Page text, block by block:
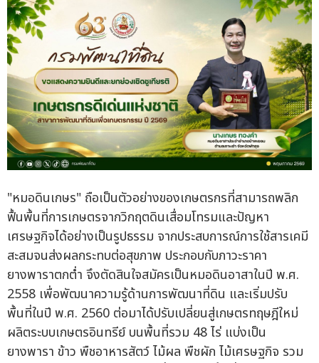
"หมอดินเกษร" ถือเป็นตัวอย่างของเกษตรกรที่สามารถพลิก
ฟื้นพื้นที่การเกษตรจากวิกฤตดินเสื่อมโทรมและปัญหา
เศรษฐกิจได้อย่างเป็นรูปธรรม จากประสบการณ์การใช้สารเคมี
สะสมจนส่งผลกระทบต่อสุขภาพ ประกอบกับภาวะราคา
ยางพาราตกต่ำ จึงตัดสินใจสมัครเป็นหมอดินอาสาในปี พ.ศ.
2558 เพื่อพัฒนาความรู้ด้านการพัฒนาที่ดิน และเริ่มปรับ
พื้นที่ในปี พ.ศ. 2560 ต่อมาได้ปรับเปลี่ยนสู่เกษตรทฤษฎีใหม่
ผลิตระบบเกษตรอินทรีย์ บนพื้นที่รวม 48 ไร่ แบ่งเป็น
ยางพารา ข้าว พืชอาหารสัตว์ ไม้ผล พืชผัก ไม้เศรษฐกิจ รวม